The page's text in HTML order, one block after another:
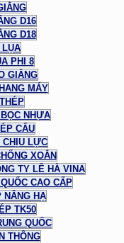
D16
D18
LỤA
PHI 8
GIẰNG
MÁY
NHỰA
CẨU
CHỊU LỰC
XOẮN
TY LÊ HÀ VINA
CAO CẤP
NÂNG HẠ
TK50
QUỐC
THÔNG